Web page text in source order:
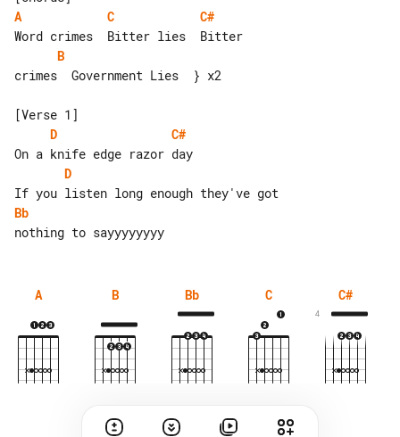
A
C
C#
B
crimes  Government Lies  } x2
D
C#
D
Bb
A B Bb C C#
4